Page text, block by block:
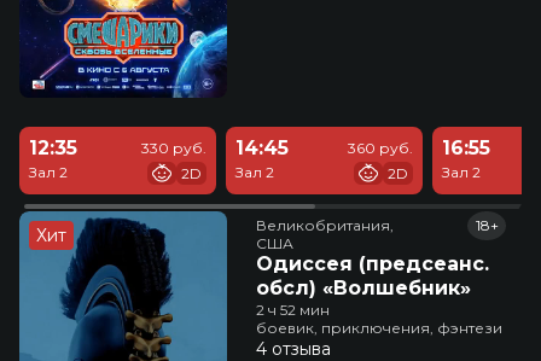
12:35
Зал 2
330 руб.
2D
14:45
Зал 2
360 руб.
2D
16:55
Зал 2
Хит
Великобритания,
США
Одиссея (предсеанс.
обсл) «Волшебник»
18+
2 ч 52 мин
боевик, приключения, фэнтези
4 отзыва